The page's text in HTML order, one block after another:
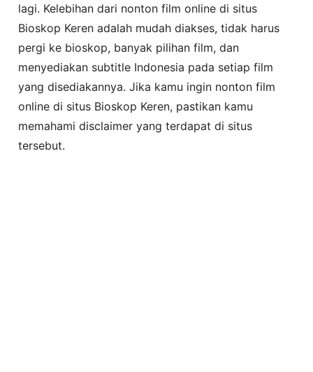
lagi. Kelebihan dari nonton film online di situs
Bioskop Keren adalah mudah diakses, tidak harus
pergi ke bioskop, banyak pilihan film, dan
menyediakan subtitle Indonesia pada setiap film
yang disediakannya. Jika kamu ingin nonton film
online di situs Bioskop Keren, pastikan kamu
memahami disclaimer yang terdapat di situs
tersebut.